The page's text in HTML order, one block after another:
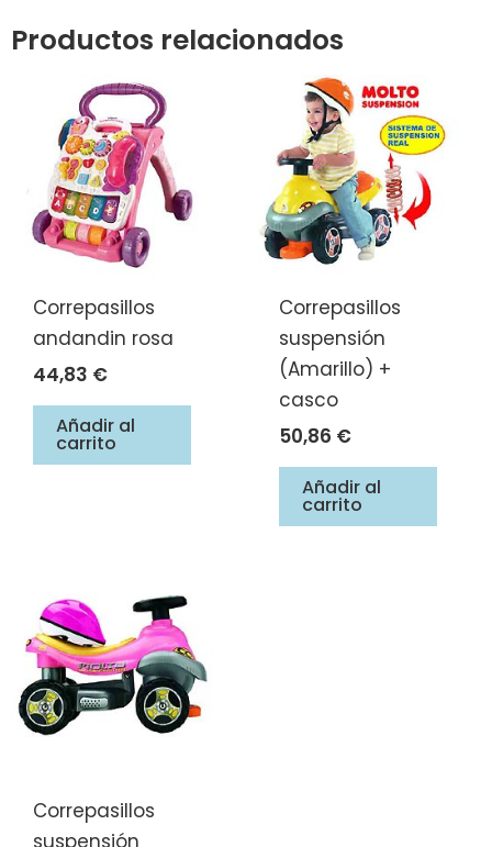
Productos relacionados
Correpasillos
andandin rosa
44,83 €
Añadir al
carrito
Correpasillos
suspensión
(Amarillo) +
casco
50,86 €
Añadir al
carrito
Correpasillos